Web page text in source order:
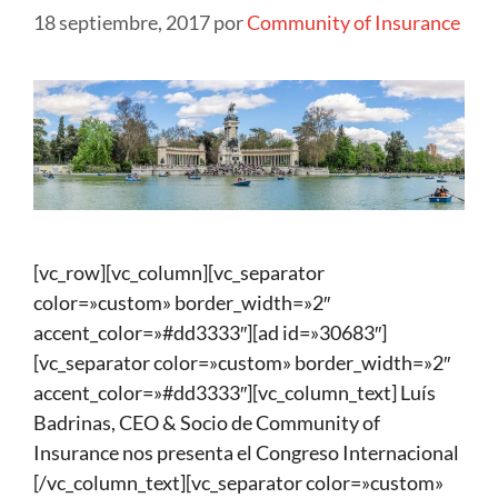
18 septiembre, 2017porCommunity of Insurance
[vc_row][vc_column][vc_separator
color=»custom» border_width=»2″
accent_color=»#dd3333″][ad id=»30683″]
[vc_separator color=»custom» border_width=»2″
accent_color=»#dd3333″][vc_column_text] Luís
Badrinas, CEO & Socio de Community of
Insurance nos presenta el Congreso Internacional
[/vc_column_text][vc_separator color=»custom»